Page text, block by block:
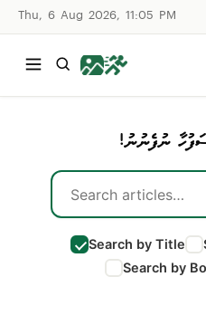
Thu, 6 Aug 2026, 11:05 PM
ނުފެނުނު!
Search by Title
Search by